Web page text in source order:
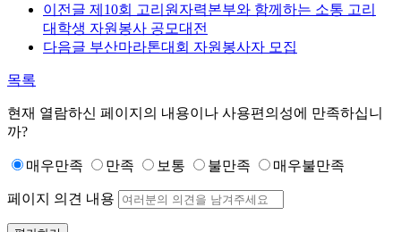
이전글 제10회 고리원자력본부와 함께하는 소통 고리
대학생 자원봉사 공모대전
다음글 부산마라톤대회 자원봉사자 모집
목록
현재 열람하신 페이지의 내용이나 사용편의성에 만족하십니
까?
매우만족 만족 보통 불만족 매우불만족
페이지 의견 내용